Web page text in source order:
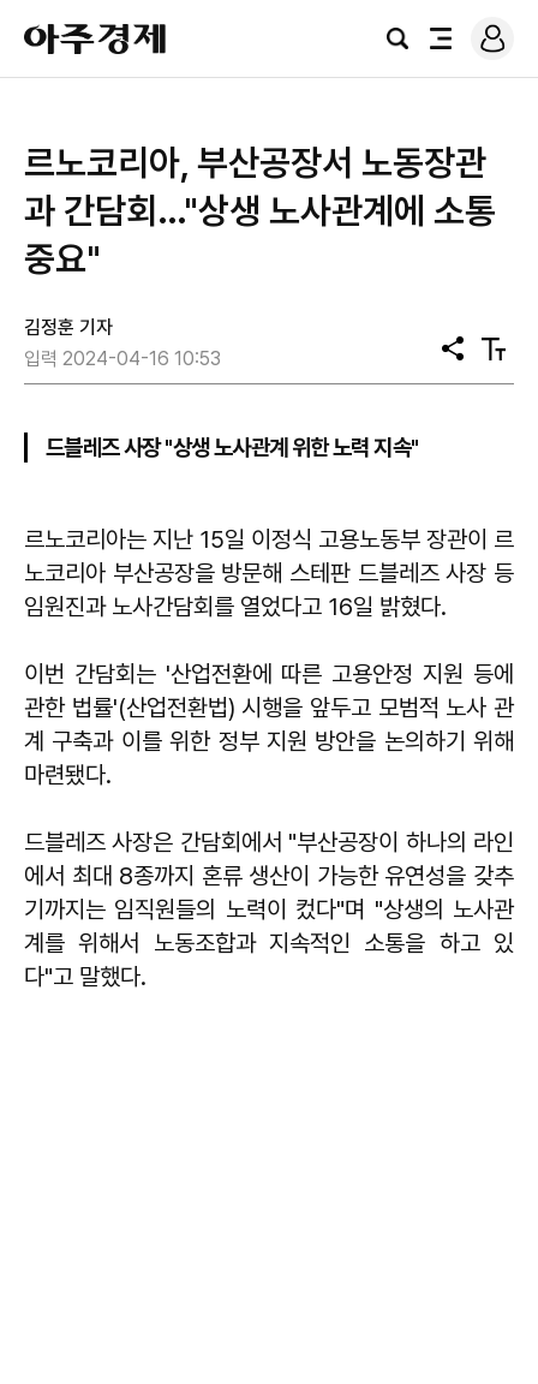
아
주
경
검
전
로
그
르노코리아, 부산공장서 노동장관
과 간담회…"상생 노사관계에 소통
중요"
김정훈 기자
입력 2024-04-16 10:53
공
유
텍
스
드블레즈 사장 "상생 노사관계 위한 노력 지속"
르노코리아는 지난 15일 이정식 고용노동부 장관이 르
노코리아 부산공장을 방문해 스테판 드블레즈 사장 등
임원진과 노사간담회를 열었다고 16일 밝혔다.
이번 간담회는 '산업전환에 따른 고용안정 지원 등에
관한 법률'(산업전환법) 시행을 앞두고 모범적 노사 관
계 구축과 이를 위한 정부 지원 방안을 논의하기 위해
마련됐다.
드블레즈 사장은 간담회에서 "부산공장이 하나의 라인
에서 최대 8종까지 혼류 생산이 가능한 유연성을 갖추
기까지는 임직원들의 노력이 컸다"며 "상생의 노사관
계를 위해서 노동조합과 지속적인 소통을 하고 있
다"고 말했다.